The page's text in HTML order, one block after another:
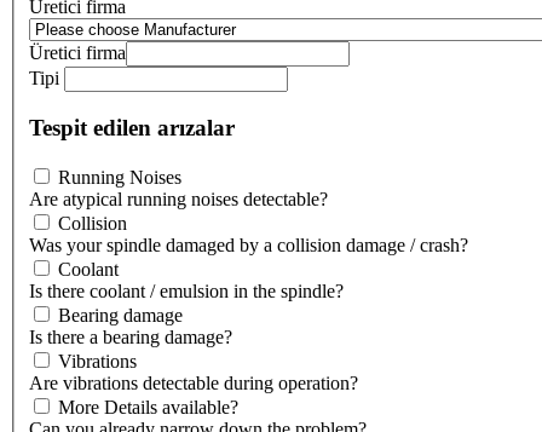
Üretici firma
Üretici firma
Tipi
Tespit edilen arızalar
Running Noises
Are atypical running noises detectable?
Collision
Was your spindle damaged by a collision damage / crash?
Coolant
Is there coolant / emulsion in the spindle?
Bearing damage
Is there a bearing damage?
Vibrations
Are vibrations detectable during operation?
More Details available?